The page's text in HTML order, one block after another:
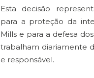
Esta decisão
para a proteção da
Mills e para a defesa
trabalham diariamente
e responsável.